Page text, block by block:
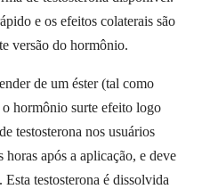
e os efeitos colaterais são
versão do hormônio.
de um éster (tal como
o hormônio surte efeito logo
testosterona nos usuários
horas após a aplicação, e deve
testosterona é dissolvida